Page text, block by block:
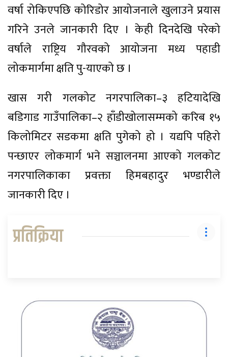
वर्षा रोकिएपछि कोरिडोर आयोजनाले खुलाउने प्रयास
गरिने उनले जानकारी दिए । केही दिनदेखि परेको
वर्षाले राष्ट्रिय गौरवको आयोजना मध्य पहाडी
लोकमार्गमा क्षति पु-याएको छ ।
खास गरी गलकोट नगरपालिका–३ हटियादेखि
बडिगाड गाउँपालिका–२ हाँडीखोलासम्मको करिब १५
किलोमिटर सडकमा क्षति पुगेको हो । यद्यपि पहिरो
पन्छाएर लोकमार्ग भने सञ्चालनमा आएको गलकोट
नगरपालिकाका प्रवक्ता हिमबहादुर भण्डारीले
जानकारी दिए ।
प्रतिक्रिया